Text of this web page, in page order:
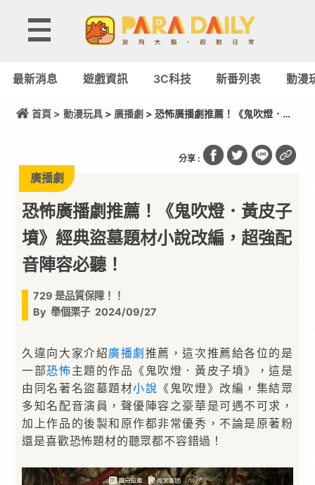
最新消息 遊戲資訊 3C科技 新番列表 動漫
首頁 > 動漫玩具> 廣播劇 > 恐怖廣播劇推薦！《鬼吹燈．黃
分享 :
廣播劇
恐怖廣播劇推薦！《鬼吹燈．黃皮子
墳》經典盜墓題材小說改編，超強配
音陣容必聽！
729 是品質保障！！
By 舉個栗子 2024/09/27
久違向大家介紹廣播劇推薦，這次推薦給各位的是
一部恐怖主題的作品《鬼吹燈．黃皮子墳》，這是
由同名著名盜墓題材小說 《鬼吹燈》改編，集結眾
多知名配音演員，聲優陣容之豪華是可遇不可求，
加上作品的後製和原作都非常優秀，不論是原著粉
還是喜歡恐怖題材的聽眾都不容錯過！